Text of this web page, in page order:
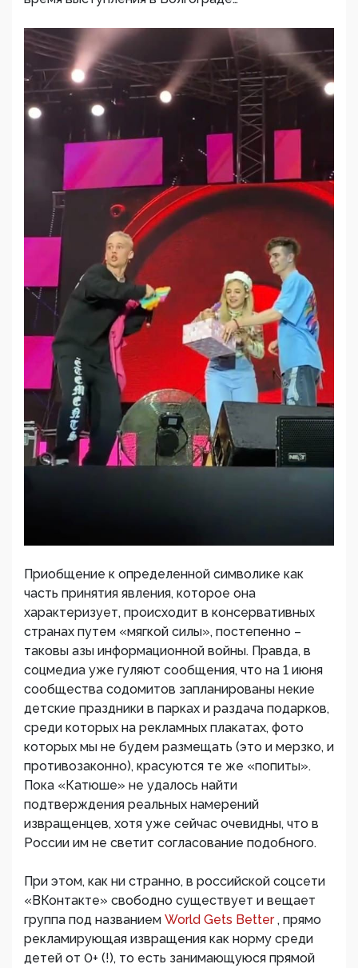
Приобщение к определенной символике как
часть принятия явления, которое она
характеризует, происходит в консервативных
странах путем «мягкой силы», постепенно –
таковы азы информационной войны. Правда, в
соцмедиа уже гуляют сообщения, что на 1 июня
сообщества содомитов запланированы некие
детские праздники в парках и раздача подарков,
среди которых на рекламных плакатах, фото
которых мы не будем размещать (это и мерзко, и
противозаконно), красуются те же «попиты».
Пока «Катюше» не удалось найти
подтверждения реальных намерений
извращенцев, хотя уже сейчас очевидны, что в
России им не светит согласование подобного.
При этом, как ни странно, в российской соцсети
«ВКонтакте» свободно существует и вещает
группа под названием World Gets Better , прямо
рекламирующая извращения как норму среди
детей от 0+ (!), то есть занимающуюся прямой